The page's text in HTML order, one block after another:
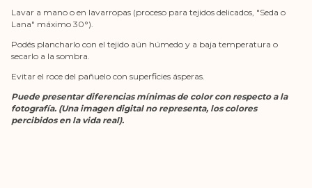
Lavar a mano o en lavarropas (proceso para tejidos delicados, "Seda o
Lana" máximo 30°).
Podés plancharlo con el tejido aún húmedo y a baja temperatura o
secarlo a la sombra.
Evitar el roce del pañuelo con superficies ásperas.
Puede presentar diferencias mínimas de color con respecto a la
fotografía. (Una imagen digital no representa, los colores
percibidos en la vida real).